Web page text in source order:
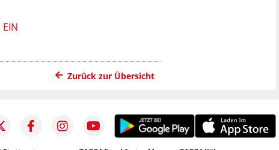
EIN
Zurück zur Übersicht